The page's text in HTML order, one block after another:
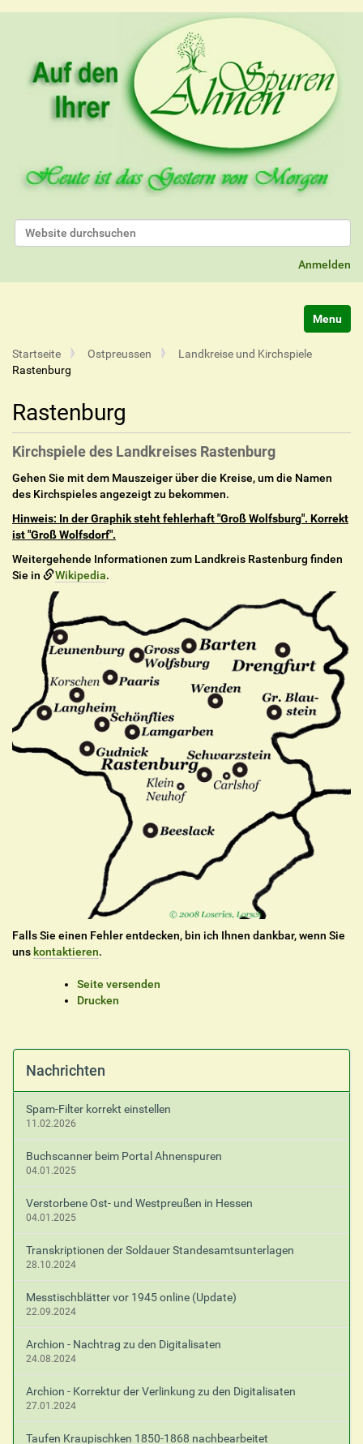
Website durchsuchen
Anmelden
Startseite Ostpreussen
Landkreise und Kirchspiele
Rastenburg
Rastenburg
Kirchspiele des Landkreises Rastenburg
Gehen Sie mit dem Mauszeiger über die Kreise, um die Namen
des Kirchspieles angezeigt zu bekommen.
Hinweis: In der Graphik steht fehlerhaft "Groß Wolfsburg". Korrekt
ist "Groß Wolfsdorf".
Weitergehende Informationen zum Landkreis Rastenburg finden
Sie in
Wikipedia.
Falls Sie einen Fehler entdecken, bin ich Ihnen dankbar, wenn Sie
uns kontaktieren.
l
t
p
e
z
f
c
A
i
o
n
e
n
Seite versenden
Drucken
Nachrichten
Spam-Filter korrekt einstellen
11.02.2026
Buchscanner beim Portal Ahnenspuren
04.01.2025
Verstorbene Ost- und Westpreußen in Hessen
04.01.2025
Transkriptionen der Soldauer Standesamtsunterlagen
28.10.2024
Messtischblätter vor 1945 online (Update)
22.09.2024
Archion - Nachtrag zu den Digitalisaten
24.08.2024
Archion - Korrektur der Verlinkung zu den Digitalisaten
27.01.2024
Taufen Kraupischken 1850-1868 nachbearbeitet